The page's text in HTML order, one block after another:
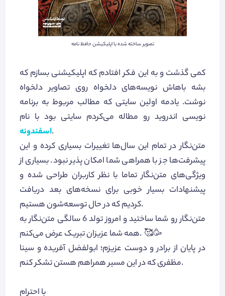
تصویر ساخته شده با اپلیکیشن حافظ نامه
کمی گذشت و به این فکر افتادم که اپلیکیشنی بسازم که
بشه باهاش نویسه‌های دلخواه روی تصاویر دلخواه
نوشت. یادمه اولین سایتی که مطالب مربوط به برنامه
نویسی اندروید رو مطاله می‌کردم سایتی بود با نام
اسفندونه.
متن‌نگار در تمام این سال‌ها تغییرات بسیاری کرده و این
پیشرفت‌ها جز با همراهی شما امکان پذیر نبود. بسیاری از
ویژگی‌های متن‌نگار تماما با نظر کاربران طراحی شده و
پیشنهادات بسیار خوبی برای نسخه‌های بعد دریافت
کردیم که در حال توسعه‌شون هستیم.
متن‌نگار رو شما ساختید و امروز تولد 6 سالگی متن‌نگار به
همه شما عزیزان تبریک عرض می‌کنم. 🥰🥳
در پایان از برادر و دوست عزیزم؛ ابولفضل آفریده و سینا
مظفری که در این مسیر همراهم هستن تشکر کنم.
با احترام